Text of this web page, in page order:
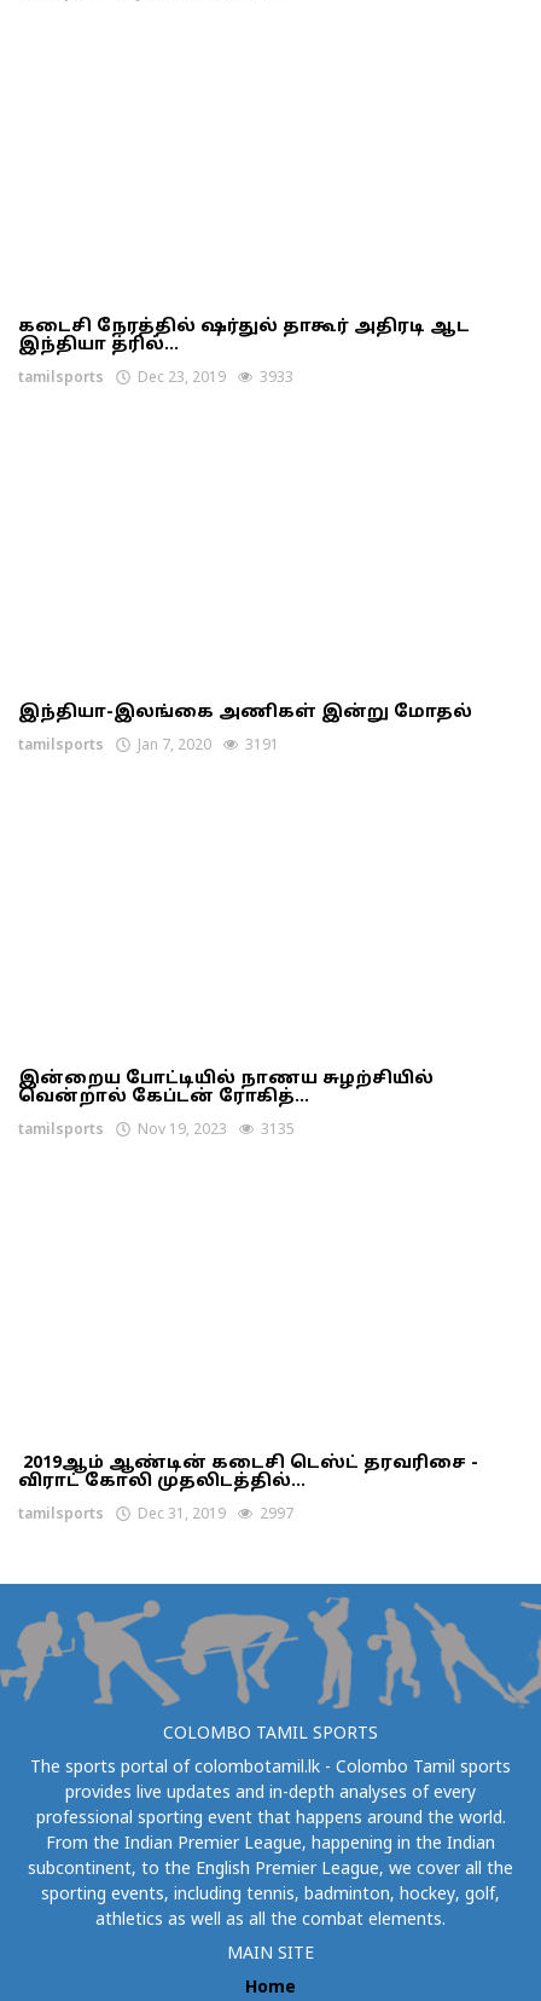
கடைசி நேரத்தில் ஷர்துல் தாகூர் அதிரடி ஆட
இந்தியா த்ரில்...
tamilsports Dec 23, 2019 3933
இந்தியா-இலங்கை அணிகள் இன்று மோதல்
tamilsports Jan 7, 2020 3191
இன்றைய போட்டியில் நாணய சுழற்சியில்
வென்றால் கேப்டன் ரோகித்...
tamilsports Nov 19, 2023 3135
2019ஆம் ஆண்டின் கடைசி டெஸ்ட் தரவரிசை -
விராட் கோலி முதலிடத்தில்...
tamilsports Dec 31, 2019 2997
COLOMBO TAMIL SPORTS
The sports portal of colombotamil.lk - Colombo Tamil sports
provides live updates and in-depth analyses of every
professional sporting event that happens around the world.
From the Indian Premier League, happening in the Indian
subcontinent, to the English Premier League, we cover all the
sporting events, including tennis, badminton, hockey, golf,
athletics as well as all the combat elements.
MAIN SITE
Home